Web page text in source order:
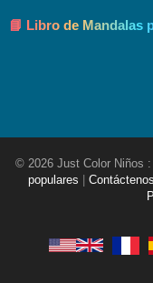
📘 Libro de Mandalas
© 2026 Just Color Niños
populares
Contáctenos